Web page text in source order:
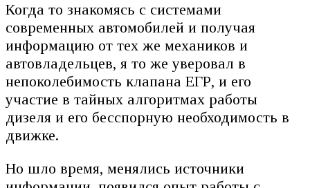
Когда то знакомясь с системами
современных автомобилей и получая
информацию от тех же механиков и
автовладельцев, я то же уверовал в
непоколебимость клапана ЕГР, и его
участие в тайных алгоритмах работы
дизеля и его бесспорную необходимость в
движке.
Но шло время, менялись источники